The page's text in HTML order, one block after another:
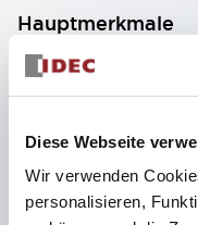
Diese Webseite
Wir verwenden
personalisieren,
Hauptmerkmale
Polarisierte
2 m
Relaiskontakt
Mit